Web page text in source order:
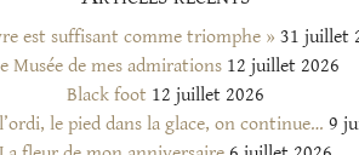
est suffisant comme triomphe » 31 juillet
Musée de mes admirations 12 juillet 2026
Black foot 12 juillet 2026
le pied dans la glace, on continue… 9